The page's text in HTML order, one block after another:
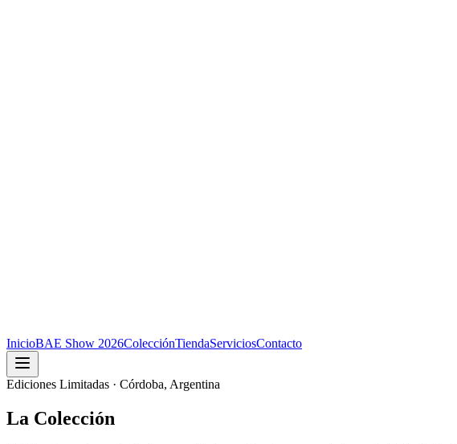
InicioBAE Show 2026ColecciónTiendaServiciosContacto
Ediciones Limitadas · Córdoba, Argentina
La Colección